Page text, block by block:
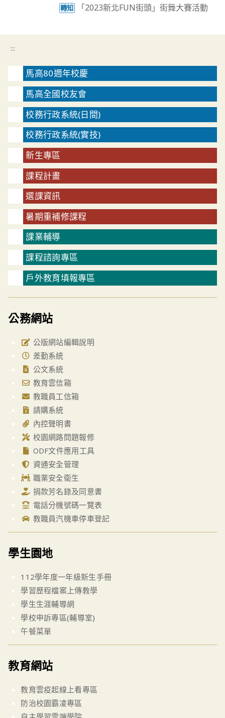
轉知 「2023新北FUN街頭」街舞大賽活動
:::
馬高80週年校慶
馬高全國校友會
校務行政系統(日間)
校務行政系統(實技)
新生專區
課程計畫
選課資訊
暑期重補修課程
課業輔導
課程諮詢專區
戶外教育填報專區
公務網站
公版網站編輯說明
差勤系統
公文系統
教育雲信箱
教職員工信箱
請購系統
內控聲明書
校園網路問題報修
ODF文件應用工具
資通安全管理
職業安全衛生
捐款芳名錄及同意書
電話分機號碼一覽表
教職員汽機車停車登記
學生園地
112學年度一年級新生手冊
學習歷程檔案上傳教學
學生生涯輔導網
學校申訴專區(輔導室)
午餐菜單
教育網站
教育雲疫起線上看專區
防治校園霸凌專區